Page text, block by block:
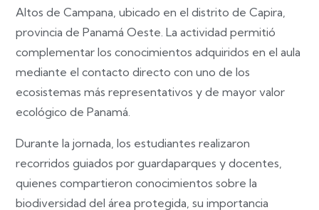
Altos de Campana, ubicado en el distrito de Capira,
provincia de Panamá Oeste. La actividad permitió
complementar los conocimientos adquiridos en el aula
mediante el contacto directo con uno de los
ecosistemas más representativos y de mayor valor
ecológico de Panamá.
Durante la jornada, los estudiantes realizaron
recorridos guiados por guardaparques y docentes,
quienes compartieron conocimientos sobre la
biodiversidad del área protegida, su importancia